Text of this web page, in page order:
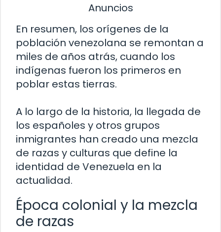
Anuncios
En resumen, los orígenes de la
población venezolana se remontan a
miles de años atrás, cuando los
indígenas fueron los primeros en
poblar estas tierras.
A lo largo de la historia, la llegada de
los españoles y otros grupos
inmigrantes han creado una mezcla
de razas y culturas que define la
identidad de Venezuela en la
actualidad.
Época colonial y la mezcla
de razas